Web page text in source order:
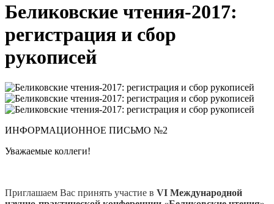
Беликовские чтения-2017:
регистрация и сбор
рукописей
ИНФОРМАЦИОННОЕ ПИСЬМО №2
Уважаемые коллеги!
Приглашаем Вас принять участие в VI Международной